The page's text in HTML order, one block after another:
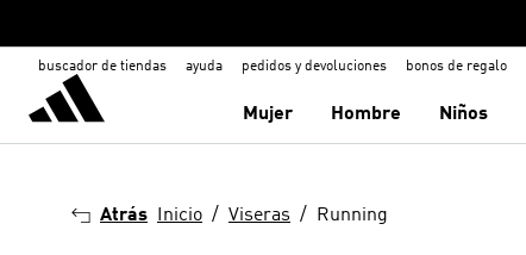
buscador de tiendas ayuda pedidos y devoluciones bonos de regalo
Mujer Hombre Niños
Atrás Inicio Viseras Running